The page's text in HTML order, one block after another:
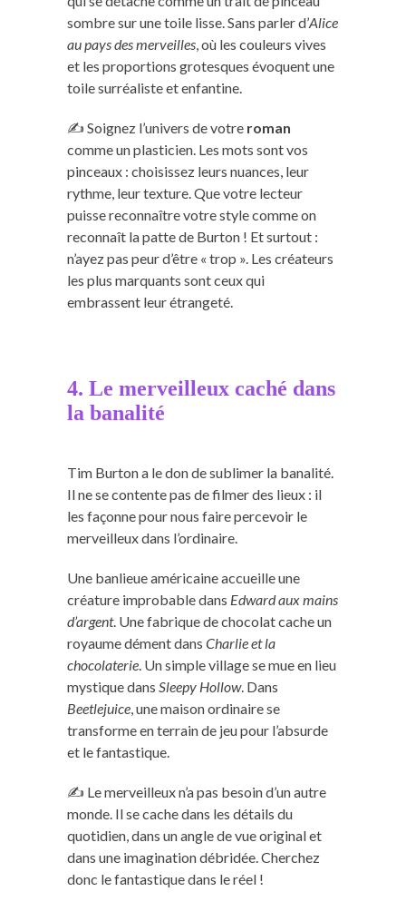
sombre sur une toile lisse. Sans parler d’Alice
au pays des merveilles , où les couleurs vives
et les proportions grotesques évoquent une
toile surréaliste et enfantine.
✍️ Soignez l’univers de votre roman
comme un plasticien. Les mots sont vos
pinceaux : choisissez leurs nuances, leur
rythme, leur texture. Que votre lecteur
puisse reconnaître votre style comme on
reconnaît la patte de Burton ! Et surtout :
n’ayez pas peur d’être « trop ». Les créateurs
les plus marquants sont ceux qui
embrassent leur étrangeté.
4. Le merveilleux caché dans
la banalité
Tim Burton a le don de sublimer la banalité.
Il ne se contente pas de filmer des lieux : il
les façonne pour nous faire percevoir le
merveilleux dans l’ordinaire.
Une banlieue américaine accueille une
créature improbable dans Edward aux mains
d’argent. Une fabrique de chocolat cache un
royaume dément dans Charlie et la
chocolaterie . Un simple village se mue en lieu
mystique dans Sleepy Hollow. Dans
Beetlejuice , une maison ordinaire se
transforme en terrain de jeu pour l’absurde
et le fantastique.
✍️ Le merveilleux n’a pas besoin d’un autre
monde. Il se cache dans les détails du
quotidien, dans un angle de vue original et
dans une imagination débridée. Cherchez
donc le fantastique dans le réel !